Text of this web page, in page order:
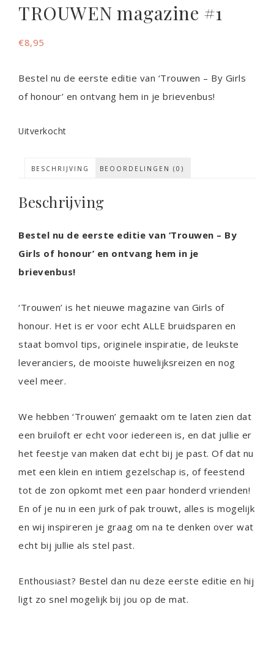
TROUWEN magazine #1
€8,95
Bestel nu de eerste editie van ‘Trouwen – By Girls
of honour’ en ontvang hem in je brievenbus!
Uitverkocht
BESCHRIJVING BEOORDELINGEN (0)
Beschrijving
Bestel nu de eerste editie van ‘Trouwen – By
Girls of honour’ en ontvang hem in je
brievenbus!
‘Trouwen’ is het nieuwe magazine van Girls of
honour. Het is er voor echt ALLE bruidsparen en
staat bomvol tips, originele inspiratie, de leukste
leveranciers, de mooiste huwelijksreizen en nog
veel meer.
We hebben ‘Trouwen’ gemaakt om te laten zien dat
een bruiloft er echt voor iedereen is, en dat jullie er
het feestje van maken dat echt bij je past. Of dat nu
met een klein en intiem gezelschap is, of feestend
tot de zon opkomt met een paar honderd vrienden!
En of je nu in een jurk of pak trouwt, alles is mogelijk
en wij inspireren je graag om na te denken over wat
echt bij jullie als stel past.
Enthousiast? Bestel dan nu deze eerste editie en hij
ligt zo snel mogelijk bij jou op de mat.